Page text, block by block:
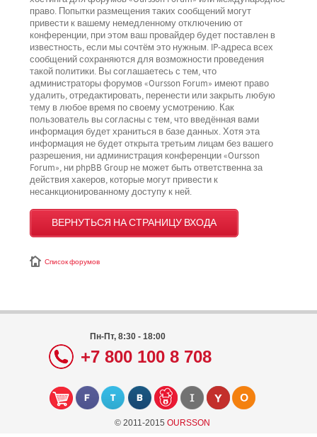
право. Попытки размещения таких сообщений могут
привести к вашему немедленному отключению от
конференции, при этом ваш провайдер будет поставлен в
известность, если мы сочтём это нужным. IP-адреса всех
сообщений сохраняются для возможности проведения
такой политики. Вы соглашаетесь с тем, что
администраторы форумов «Oursson Forum» имеют право
удалить, отредактировать, перенести или закрыть любую
тему в любое время по своему усмотрению. Как
пользователь вы согласны с тем, что введённая вами
информация будет храниться в базе данных. Хотя эта
информация не будет открыта третьим лицам без вашего
разрешения, ни администрация конференции «Oursson
Forum», ни phpBB Group не может быть ответственна за
действия хакеров, которые могут привести к
несанкционированному доступу к ней.
ВЕРНУТЬСЯ НА СТРАНИЦУ ВХОДА
Список форумов
Пн-Пт, 8:30 - 18:00
+7 800 100 8 708
© 2011-2015 OURSSON